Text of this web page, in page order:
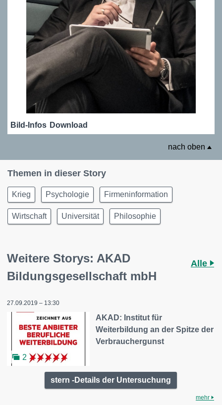
Bild-Infos Download
nach oben
Themen in dieser Story
Krieg Psychologie Firmeninformation
Wirtschaft Universität Philosophie
Weitere Storys: AKAD
Bildungsgesellschaft mbH
Alle
27.09.2019 – 13:30
2
AKAD: Institut für
Weiterbildung an der Spitze der
Verbrauchergunst
stern -Details der Untersuchung
mehr